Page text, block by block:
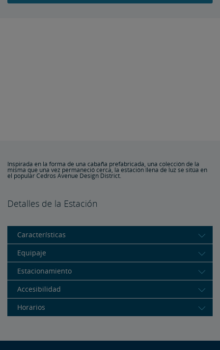
Inspirada en la forma de una cabaña prefabricada, una colección de la
misma que una vez permaneció cerca, la estación llena de luz se sitúa en
el popular Cedros Avenue Design District.
Detalles de la Estación
Características
Equipaje
Estacionamiento
Accesibilidad
Horarios